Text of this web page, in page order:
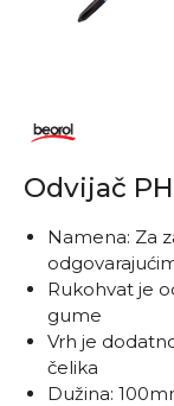
Odvijač
Namena: Za
Rukohvat je
gume
Vrh je
čelika
Dužina: